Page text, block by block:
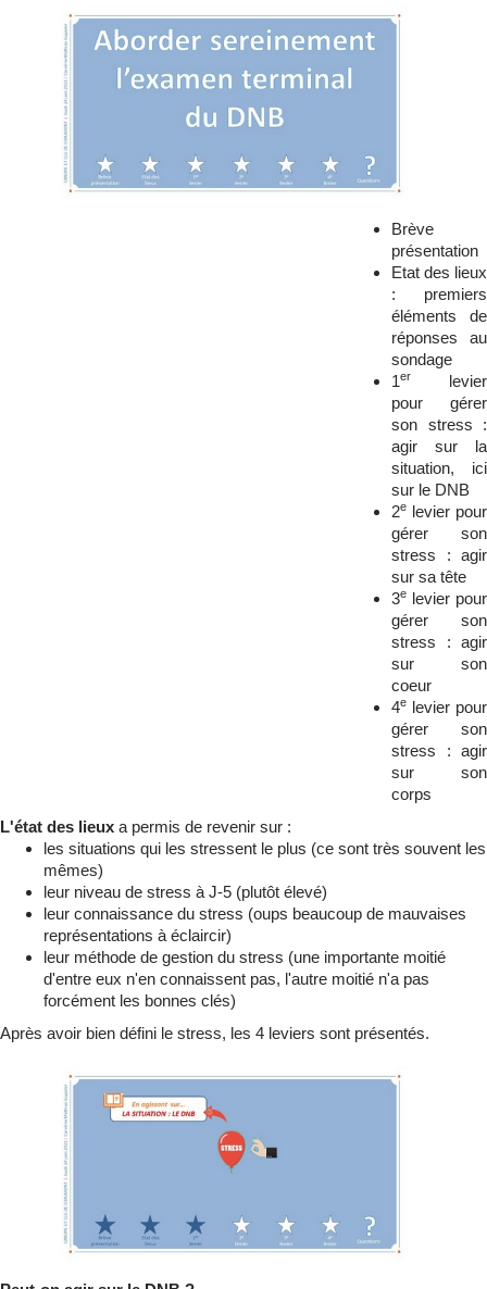
Brève
présentation
Etat des lieux
: premiers
éléments de
réponses au
sondage
1er
levier
pour gérer
son stress :
agir sur la
situation, ici
sur le DNB
2e levier pour
gérer son
stress : agir
sur sa tête
3e levier pour
gérer son
stress : agir
sur son
coeur
4e levier pour
gérer son
stress : agir
sur son
corps
L'état des lieux a permis de revenir sur :
les situations qui les stressent le plus (ce sont très souvent les
mêmes)
leur niveau de stress à J-5 (plutôt élevé)
leur connaissance du stress (oups beaucoup de mauvaises
représentations à éclaircir)
leur méthode de gestion du stress (une importante moitié
d'entre eux n'en connaissent pas, l'autre moitié n'a pas
forcément les bonnes clés)
Après avoir bien défini le stress, les 4 leviers sont présentés.